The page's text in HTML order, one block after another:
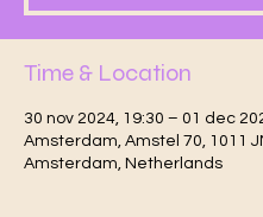
Time & Location
30 nov 2024, 19:30 – 01 dec
Amsterdam, Amstel 70, 1011
Amsterdam, Netherlands